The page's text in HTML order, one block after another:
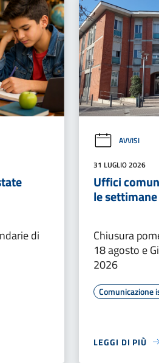
di
AVVISI
31 LUGLIO 2026
Uffici
le
Chiusura
18 agosto e
2026
Comunicazione
LEGGI DI PIÙ